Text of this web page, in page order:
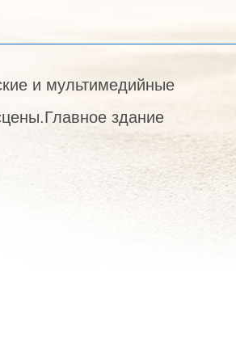
и мультимедийные
здание